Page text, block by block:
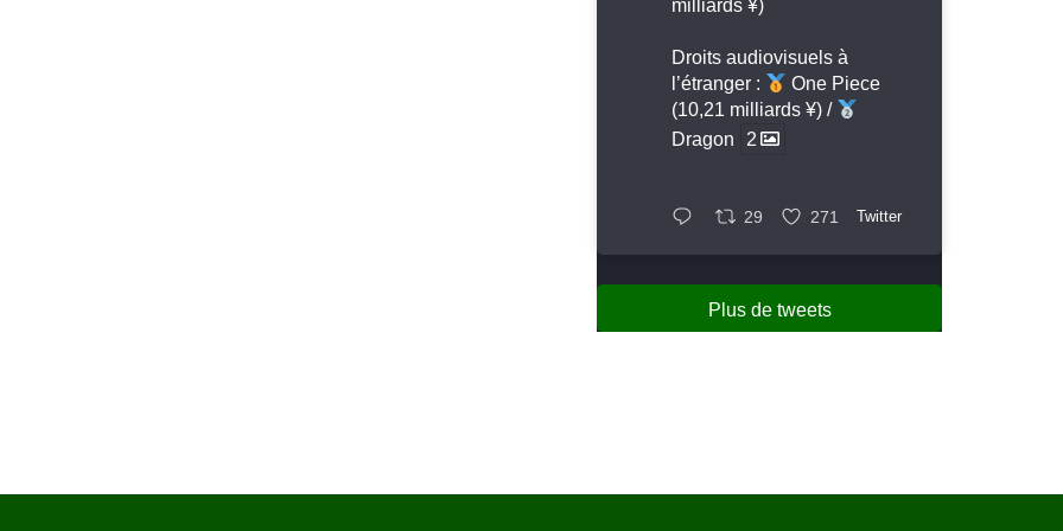
milliards ¥)
Droits audiovisuels à
l’étranger :
One Piece
(10,21 milliards ¥) /
Dragon
2
29 271 Twitter
Plus de tweets